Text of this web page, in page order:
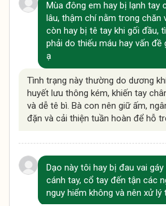
Mùa đông em hay bị lạnh tay
lâu, thậm chí nằm trong chăn
còn hay bị tê tay khi gối đầu,
phải do thiếu máu hay vấn đề
ạ
Tình trạng này thường do dương
huyết lưu thông kém, khiến tay
và dễ tê bì. Bà con nên giữ ấm,
đặn và cải thiện tuần hoàn để hỗ
Dạo này tôi hay bị đau vai
cánh tay, cổ tay đến tận các
nguy hiểm không và nên xử lý